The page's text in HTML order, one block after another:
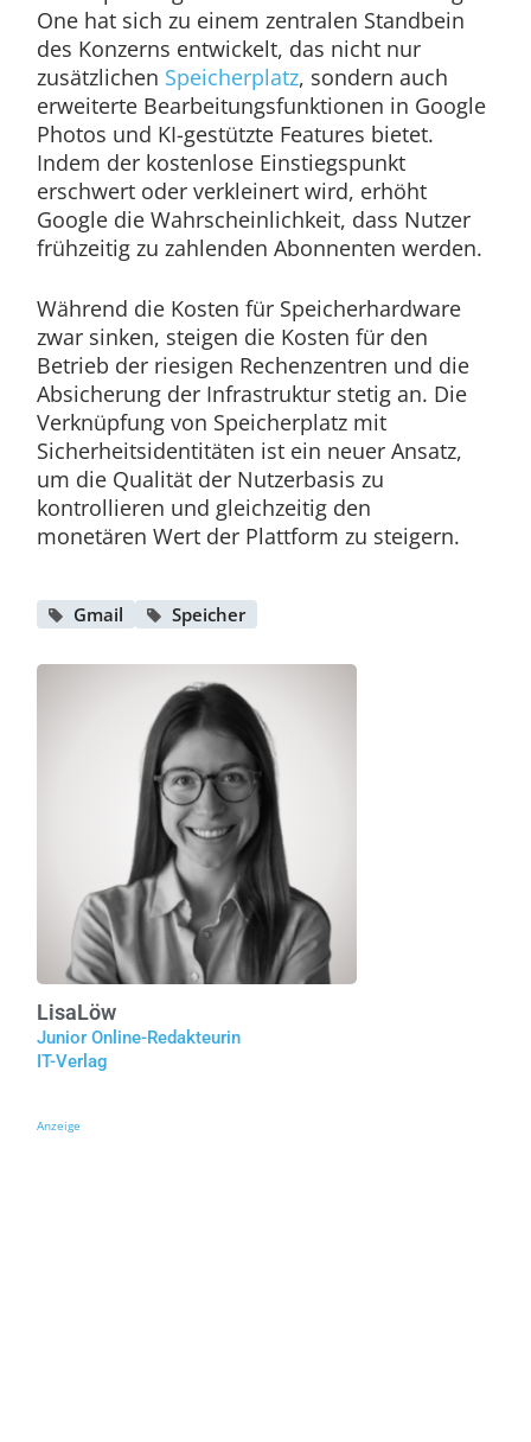
One hat sich zu einem zentralen Standbein
des Konzerns entwickelt, das nicht nur
zusätzlichen Speicherplatz, sondern auch
erweiterte Bearbeitungsfunktionen in Google
Photos und KI-gestützte Features bietet.
Indem der kostenlose Einstiegspunkt
erschwert oder verkleinert wird, erhöht
Google die Wahrscheinlichkeit, dass Nutzer
frühzeitig zu zahlenden Abonnenten werden.
Während die Kosten für Speicherhardware
zwar sinken, steigen die Kosten für den
Betrieb der riesigen Rechenzentren und die
Absicherung der Infrastruktur stetig an. Die
Verknüpfung von Speicherplatz mit
Sicherheitsidentitäten ist ein neuer Ansatz,
um die Qualität der Nutzerbasis zu
kontrollieren und gleichzeitig den
monetären Wert der Plattform zu steigern.
Gmail Speicher
LisaLöw
Junior Online-Redakteurin
IT-Verlag
Anzeige